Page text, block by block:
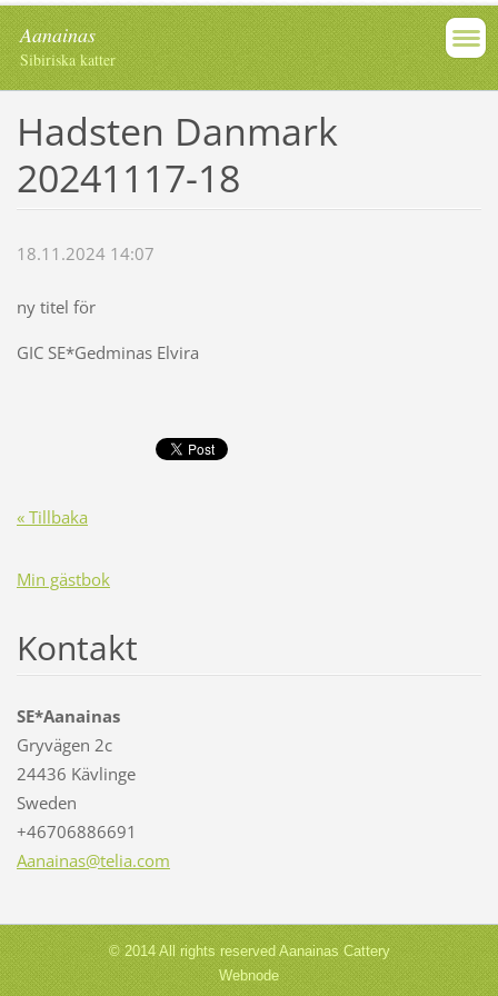
Aanainas
Sibiriska katter
Hadsten Danmark
20241117-18
18.11.2024 14:07
ny titel för
GIC SE*Gedminas Elvira
« Tillbaka
Min gästbok
Kontakt
SE*Aanainas
Gryvägen 2c
24436 Kävlinge
Sweden
+46706886691
Aanainas@telia.com
© 2014 All rights reserved Aanainas Cattery
Webnode